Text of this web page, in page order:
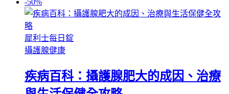
始
價
NT$100,000。
價
犀利士每日錠
攝護腺健康
疾病百科：攝護腺肥大的成因、治療